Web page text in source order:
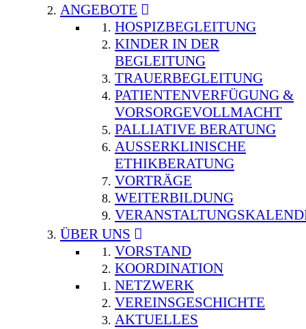
ANGEBOTE
HOSPIZBEGLEITUNG
KINDER IN DER
BEGLEITUNG
TRAUERBEGLEITUNG
PATIENTENVERFÜGUNG &
VORSORGEVOLLMACHT
PALLIATIVE BERATUNG
AUSSERKLINISCHE E
THIKBERATUNG
VORTRÄGE
WEITERBILDUNG
ÜBER UNS
VORSTAND
KOORDINATION
NETZWERK
VEREINSGESCHICHTE
AKTUELLES